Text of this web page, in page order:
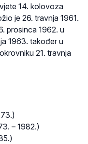
14. kolovoza
je 26. travnja 1961.
prosinca 1962. u
1963. također u
21. travnja
– 1982.)